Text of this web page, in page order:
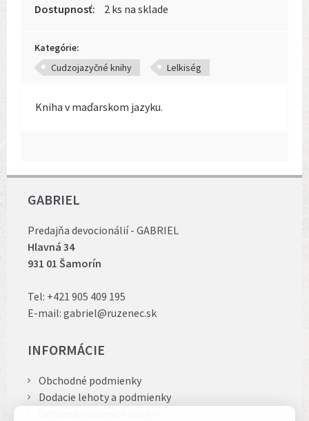
Dostupnosť: 2 ks na sklade
Kategórie:
Cudzojazyčné knihy
Lelkiség
Kniha v maďarskom jazyku.
GABRIEL
Predajňa devocionálií - GABRIEL
Hlavná 34
931 01 Šamorín
Tel: +421 905 409 195
E-mail: gabriel@ruzenec.sk
INFORMÁCIE
Obchodné podmienky
Dodacie lehoty a podmienky